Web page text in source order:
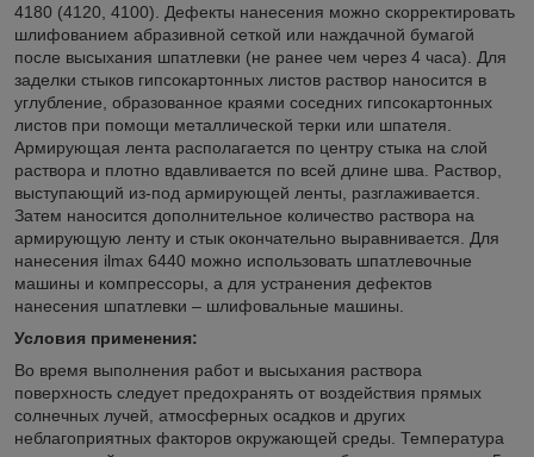
4180 (4120, 4100). Дефекты нанесения можно скорректировать
шлифованием абразивной сеткой или наждачной бумагой
после высыхания шпатлевки (не ранее чем через 4 часа). Для
заделки стыков гипсокартонных листов раствор наносится в
углубление, образованное краями соседних гипсокартонных
листов при помощи металлической терки или шпателя.
Армирующая лента располагается по центру стыка на слой
раствора и плотно вдавливается по всей длине шва. Раствор,
выступающий из-под армирующей ленты, разглаживается.
Затем наносится дополнительное количество раствора на
армирующую ленту и стык окончательно выравнивается. Для
нанесения ilmax 6440 можно использовать шпатлевочные
машины и компрессоры, а для устранения дефектов
нанесения шпатлевки – шлифовальные машины.
Условия применения:
Во время выполнения работ и высыхания раствора
поверхность следует предохранять от воздействия прямых
солнечных лучей, атмосферных осадков и других
неблагоприятных факторов окружающей среды. Температура